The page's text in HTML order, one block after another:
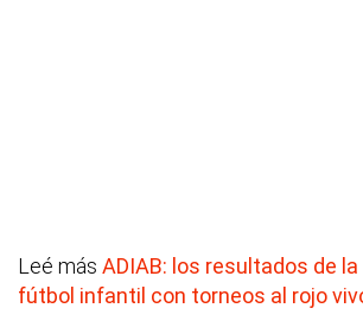
Leé más ADIAB: los resultados de la
fútbol infantil con torneos al rojo